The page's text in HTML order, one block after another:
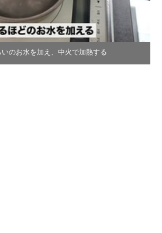
いのお水を加え、中火で加熱する